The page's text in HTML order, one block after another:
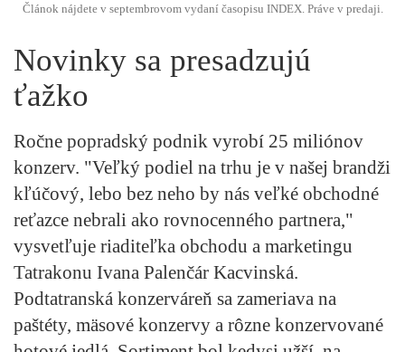
Článok nájdete v septembrovom vydaní časopisu INDEX. Práve v predaji.
Novinky sa presadzujú
ťažko
Ročne popradský podnik vyrobí 25 miliónov
konzerv. "Veľký podiel na trhu je v našej brandži
kľúčový, lebo bez neho by nás veľké obchodné
reťazce nebrali ako rovnocenného partnera,"
vysvetľuje riaditeľka obchodu a marketingu
Tatrakonu Ivana Palenčár Kacvinská.
Podtatranská konzerváreň sa zameriava na
paštéty, mäsové konzervy a rôzne konzervované